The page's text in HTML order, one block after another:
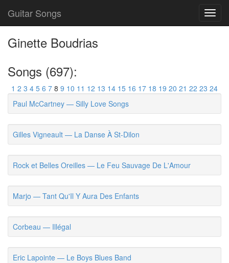
Guitar Songs
Ginette Boudrias
Songs (697):
1 2 3 4 5 6 7 8 9 10 11 12 13 14 15 16 17 18 19 20 21 22 23 24
Paul McCartney — Silly Love Songs
Gilles Vigneault — La Danse À St-Dilon
Rock et Belles Oreilles — Le Feu Sauvage De L'Amour
Marjo — Tant Qu'Il Y Aura Des Enfants
Corbeau — Illégal
Eric Lapointe — Le Boys Blues Band